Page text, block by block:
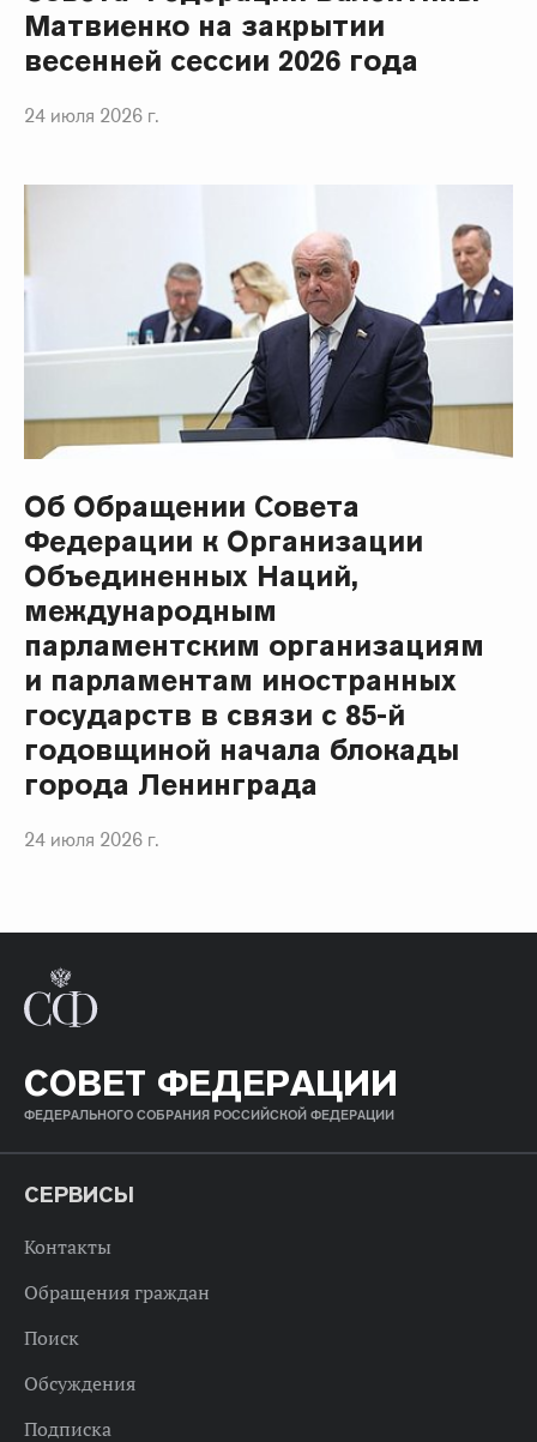
Матвиенко на закрытии
весенней сессии 2026 года
24 июля 2026 г.
Об Обращении Совета
Федерации к Организации
Объединенных Наций,
международным
парламентским организациям
и парламентам иностранных
государств в связи с 85-й
годовщиной начала блокады
города Ленинграда
24 июля 2026 г.
СОВЕТ ФЕДЕРАЦИИ
ФЕДЕРАЛЬНОГО СОБРАНИЯ РОССИЙСКОЙ ФЕДЕРАЦИИ
СЕРВИСЫ
Контакты
Обращения граждан
Поиск
Обсуждения
Подписка